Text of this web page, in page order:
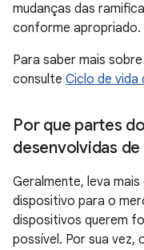
mudanças das
conforme apropriado.
Para saber mais
consulte Ciclo de vida
Por que partes
desenvolvidas
Geralmente, leva
dispositivo para o
dispositivos querem
possível. Por sua vez,